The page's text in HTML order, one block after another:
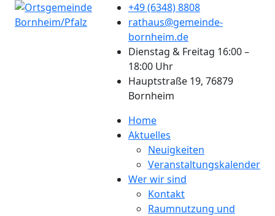
+49 (6348) 8808
rathaus@gemeinde-
bornheim.de
Dienstag & Freitag 16:00 –
18:00 Uhr
Hauptstraße 19, 76879
Bornheim
Home
Aktuelles
Neuigkeiten
Veranstaltungskalender
Wer wir sind
Kontakt
Raumnutzung und